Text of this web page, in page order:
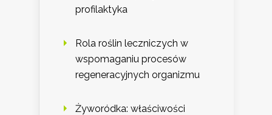
profilaktyka
Rola roślin leczniczych w
wspomaganiu procesów
regeneracyjnych organizmu
Żyworódka: właściwości